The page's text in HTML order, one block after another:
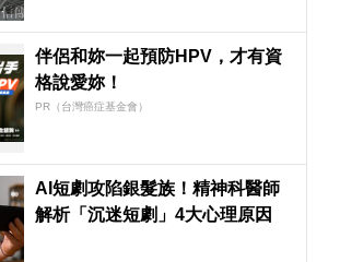
伴侶和妳一起預防HPV，才有資
格說愛妳！
PR（台灣癌症基金會）
AI短劇攻陷銀髮族！精神科醫師
解析「沉迷短劇」4大心理原因